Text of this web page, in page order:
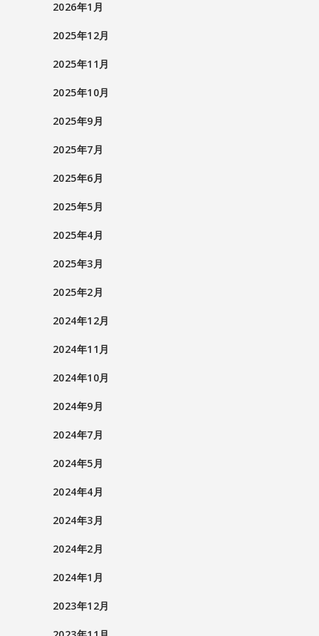
2026年1月
2025年12月
2025年11月
2025年10月
2025年9月
2025年7月
2025年6月
2025年5月
2025年4月
2025年3月
2025年2月
2024年12月
2024年11月
2024年10月
2024年9月
2024年7月
2024年5月
2024年4月
2024年3月
2024年2月
2024年1月
2023年12月